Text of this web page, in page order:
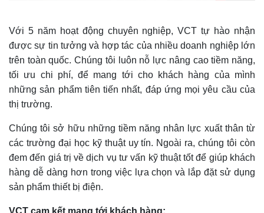
Với 5 năm hoạt động chuyên nghiệp, VCT tự hào nhận
được sự tin tưởng và hợp tác của nhiều doanh nghiệp lớn
trên toàn quốc. Chúng tôi luôn nỗ lực nâng cao tiềm năng,
tối ưu chi phí, để mang tới cho khách hàng của mình
những sản phẩm tiên tiến nhất, đáp ứng mọi yêu cầu của
thị trường.
Chúng tôi sở hữu những tiềm năng nhân lực xuất thân từ
các trường đại học kỹ thuật uy tín. Ngoài ra, chúng tôi còn
đem đến giá trị về dịch vụ tư vấn kỹ thuật tốt để giúp khách
hàng dễ dàng hơn trong việc lựa chọn và lắp đặt sử dụng
sản phẩm thiết bị điện.